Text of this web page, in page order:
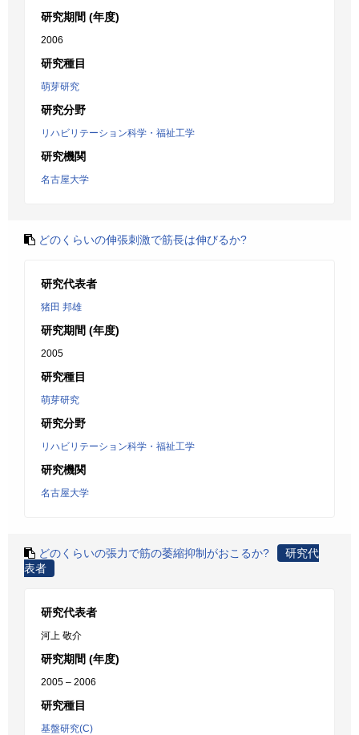
研究期間 (年度)
2006
研究種目
萌芽研究
研究分野
リハビリテーション科学・福祉工学
研究機関
名古屋大学
どのくらいの伸張刺激で筋長は伸びるか?
研究代表者
猪田 邦雄
研究期間 (年度)
2005
研究種目
萌芽研究
研究分野
リハビリテーション科学・福祉工学
研究機関
名古屋大学
どのくらいの張力で筋の萎縮抑制がおこるか?
研究代
表者
研究代表者
河上 敬介
研究期間 (年度)
2005 – 2006
研究種目
基盤研究(C)